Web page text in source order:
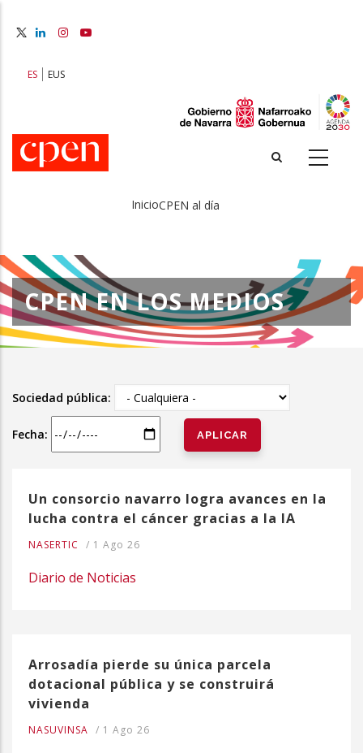
principal
ES EUS
de
ayuda
a
la
navegación
InicioCPEN al día
CPEN EN LOS MEDIOS
Sociedad pública:
Fecha:
Un consorcio navarro logra avances en la
lucha contra el cáncer gracias a la IA
NASERTIC / 1 Ago 26
Diario de Noticias
Arrosadía pierde su única parcela
dotacional pública y se construirá
vivienda
NASUVINSA / 1 Ago 26